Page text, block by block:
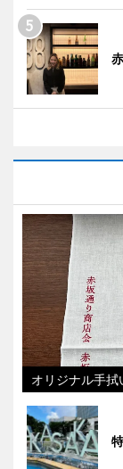
オリジナル手拭